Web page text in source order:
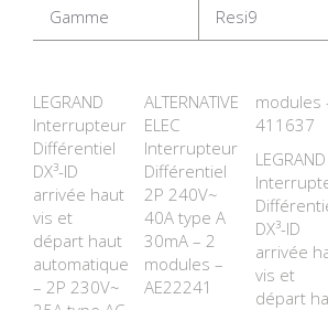
Gamme Resi9
LEGRAND
Interrupteur
Différentiel
DX³-ID
arrivée haut
vis et
départ haut
automatique
– 2P 230V~
ALTERNATIVE
ELEC
Interrupteur
Différentiel
2P 240V~
40A type A
30mA – 2
modules –
AE22241
modules
411637
LEGRAND
DX³-ID
arrivée
vis et
départ